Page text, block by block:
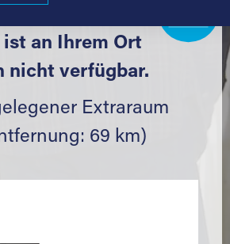
an Ihrem Ort
nicht verfügbar.
Extraraum
69 km)